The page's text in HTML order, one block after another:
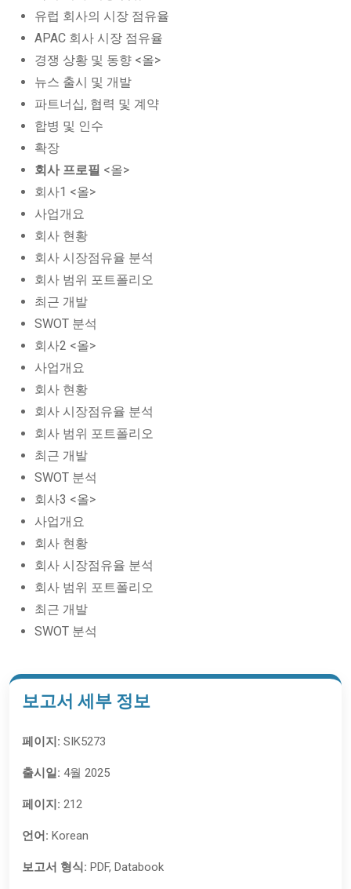
유럽 회사의 시장 점유율
APAC 회사 시장 점유율
경쟁 상황 및 동향 <올>
뉴스 출시 및 개발
파트너십, 협력 및 계약
합병 및 인수
확장
회사 프로필 <올>
회사1 <올>
사업개요
회사 현황
회사 시장점유율 분석
회사 범위 포트폴리오
최근 개발
SWOT 분석
회사2 <올>
사업개요
회사 현황
회사 시장점유율 분석
회사 범위 포트폴리오
최근 개발
SWOT 분석
회사3 <올>
사업개요
회사 현황
회사 시장점유율 분석
회사 범위 포트폴리오
최근 개발
SWOT 분석
보고서 세부 정보
페이지: SIK5273
출시일: 4월 2025
페이지: 212
언어: Korean
보고서 형식: PDF, Databook